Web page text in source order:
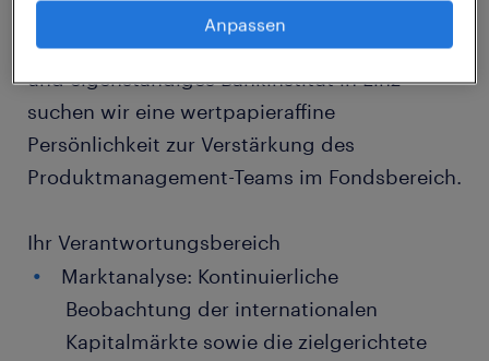
Dann setzen Sie auf Wachstum! Für unseren
Kunden - ein erfolgreiches, traditionsreiches
und eigenständiges Bankinstitut in Linz -
suchen wir eine wertpapieraffine
Persönlichkeit zur Verstärkung des
Produktmanagement-Teams im Fondsbereich.
Ihr Verantwortungsbereich
Marktanalyse: Kontinuierliche
Beobachtung der internationalen
Kapitalmärkte sowie die zielgerichtete
Anpassen